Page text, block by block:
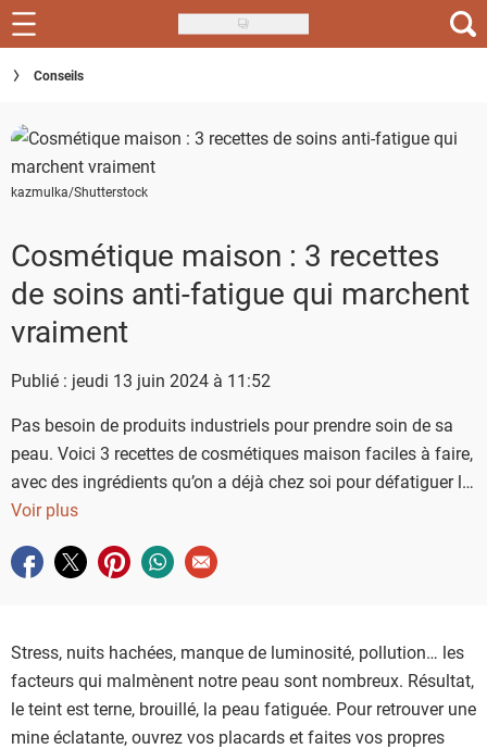
Skip
to
main
Recettes
Inspirations
Conseils
Actus
Conseils
kazmulka/Shutterstock
Cosmétique maison : 3 recettes
de soins anti-fatigue qui marchent
vraiment
Publié : jeudi 13 juin 2024 à 11:52
Pas besoin de produits industriels pour prendre soin de sa
peau. Voici 3 recettes de cosmétiques maison faciles à faire,
avec des ingrédients qu’on a déjà chez soi pour défatiguer la
peau, diminuer les cernes et booster le teint !
Voir plus
Partager sur facebook
Partager sur twitter
Partager sur pinterest
Partager sur whatsapp
Envoyer à un ami
Stress, nuits hachées, manque de luminosité, pollution… les
facteurs qui malmènent notre peau sont nombreux. Résultat,
le teint est terne, brouillé, la peau fatiguée. Pour retrouver une
mine éclatante, ouvrez vos placards et faites vos propres